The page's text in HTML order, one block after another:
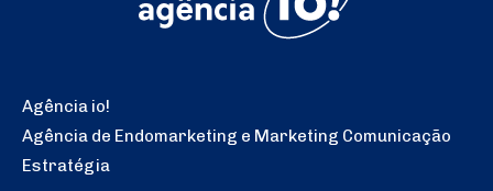
Agência io!
Agência de Endomarketing e Marketing Comunicação
Estratégia